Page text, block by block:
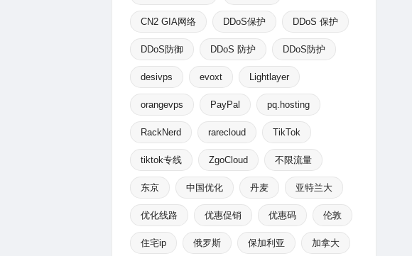
CN2 GIA网络 DDoS保护 DDoS 保护
DDoS防御 DDoS 防护 DDoS防护
desivps evoxt Lightlayer
orangevps PayPal pq.hosting
RackNerd rarecloud TikTok
tiktok专线 ZgoCloud 不限流量
东京 中国优化 丹麦 亚特兰大
优化线路 优惠促销 优惠码 伦敦
住宅ip 俄罗斯 保加利亚 加拿大